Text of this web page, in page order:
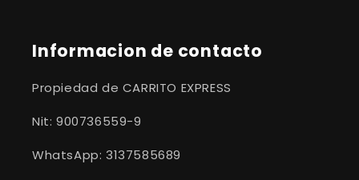
Informacion de contacto
Propiedad de CARRITO EXPRESS
Nit: 900736559-9
WhatsApp: 3137585689